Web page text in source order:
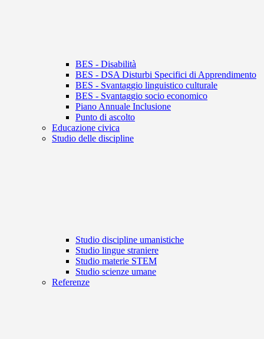
BES - Disabilità
BES - DSA Disturbi Specifici di Apprendimento
BES - Svantaggio linguistico culturale
BES - Svantaggio socio economico
Piano Annuale Inclusione
Punto di ascolto
Educazione civica
Studio delle discipline
Studio discipline umanistiche
Studio lingue straniere
Studio materie STEM
Studio scienze umane
Referenze